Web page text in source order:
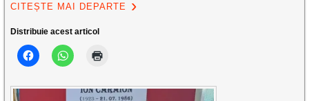
CITEȘTE MAI DEPARTE
Distribuie acest articol